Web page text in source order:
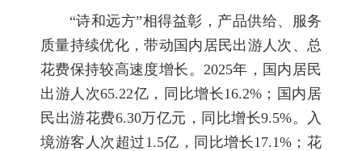
“诗和远方”相得益彰，产品供给、服务
质量持续优化，带动国内居民出游人次、总
花费保持较高速度增长。2025年，国内居民
出游人次65.22亿，同比增长16.2%；国内居
民出游花费6.30万亿元，同比增长9.5%。入
境游客人次超过1.5亿，同比增长17.1%；花